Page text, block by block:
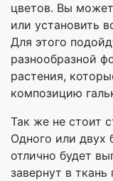
цветов. Вы
или установить
Для этого
разнообразной
растения,
композицию
Так же не стоит
Одного или двух
отлично будет
завернут в